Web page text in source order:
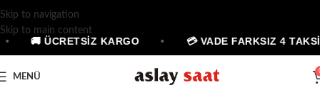
Skip to navigation
Skip to main content
🚚 ÜCRETSİZ KARGO 💳 VADE FARKSIZ 4
MENÜ